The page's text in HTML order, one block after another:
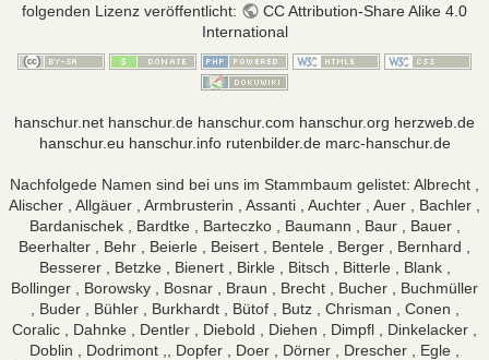
folgenden Lizenz veröffentlicht:
CC Attribution-Share Alike 4.0
International
hanschur.net hanschur.de hanschur.com hanschur.org herzweb.de
hanschur.eu hanschur.info rutenbilder.de marc-hanschur.de
Nachfolgede Namen sind bei uns im Stammbaum gelistet: Albrecht ,
Alischer , Allgäuer , Armbrusterin , Assanti , Auchter , Auer , Bachler ,
Bardanischek , Bardtke , Barteczko , Baumann , Baur , Bauer ,
Beerhalter , Behr , Beierle , Beisert , Bentele , Berger , Bernhard ,
Besserer , Betzke , Bienert , Birkle , Bitsch , Bitterle , Blank ,
Bollinger , Borowsky , Bosnar , Braun , Brecht , Bucher , Buchmüller
, Buder , Bühler , Burkhardt , Bütof , Butz , Chrisman , Conen ,
Coralic , Dahnke , Dentler , Diebold , Diehen , Dimpfl , Dinkelacker ,
Doblin , Dodrimont ,, Dopfer , Doer , Dörner , Drescher , Egle ,